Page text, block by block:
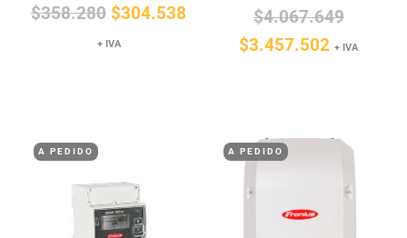
$358.280 El
precio
$304.538
+ IVA
$4.067.649El
precio
$3.457.502El+ IVA
A PEDIDO A PEDIDO